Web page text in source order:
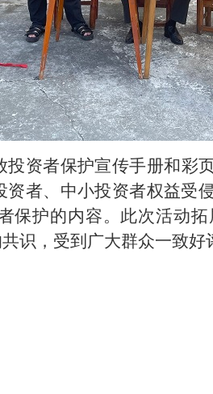
资者保护宣传手册和彩
者、中小投资者权益受
保护的内容。此次活动
识，受到广大群众一致好